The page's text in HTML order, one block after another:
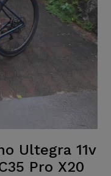
Ultegra 11v
Pro X20